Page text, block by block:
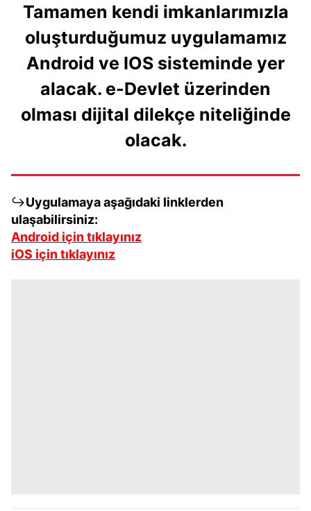
Tamamen kendi imkanlarımızla
oluşturduğumuz uygulamamız
Android ve IOS sisteminde yer
alacak. e-Devlet üzerinden
olması dijital dilekçe niteliğinde
olacak.
↪Uygulamaya aşağıdaki linklerden
ulaşabilirsiniz:
Android için tıklayınız
iOS için tıklayınız